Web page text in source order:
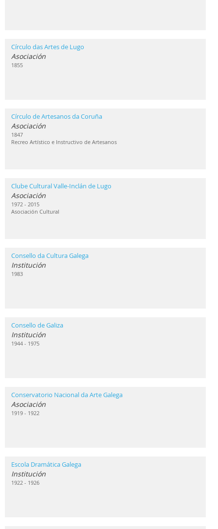
Círculo das Artes de Lugo
Asociación
1855
Círculo de Artesanos da Coruña
Asociación
1847
Recreo Artístico e Instructivo de Artesanos
Clube Cultural Valle-Inclán de Lugo
Asociación
1972 - 2015
Asociación Cultural
Consello da Cultura Galega
Institución
1983
Consello de Galiza
Institución
1944 - 1975
Conservatorio Nacional da Arte Galega
Asociación
1919 - 1922
Escola Dramática Galega
Institución
1922 - 1926